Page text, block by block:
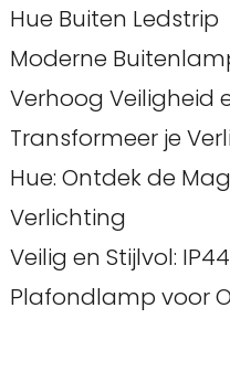
Hue Buiten Ledstrip
Moderne
Verhoog Veiligheid
Transformeer je
Hue: Ontdek de
Verlichting
Veilig en Stijlvol:
Plafondlamp voor